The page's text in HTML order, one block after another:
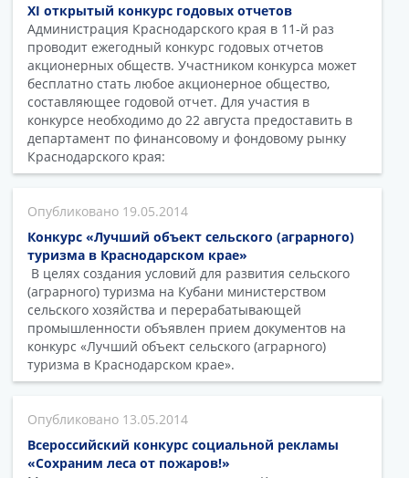
XI открытый конкурс годовых отчетов
Администрация Краснодарского края в 11-й раз
проводит ежегодный конкурс годовых отчетов
акционерных обществ. Участником конкурса может
бесплатно стать любое акционерное общество,
составляющее годовой отчет. Для участия в
конкурсе необходимо до 22 августа предоставить в
департамент по финансовому и фондовому рынку
Краснодарского края:
19.05.2014
Конкурс «Лучший объект сельского (аграрного)
туризма в Краснодарском крае»
В целях создания условий для развития сельского
(аграрного) туризма на Кубани министерством
сельского хозяйства и перерабатывающей
промышленности объявлен прием документов на
конкурс «Лучший объект сельского (аграрного)
туризма в Краснодарском крае».
13.05.2014
Всероссийский конкурс социальной рекламы
«Сохраним леса от пожаров!»